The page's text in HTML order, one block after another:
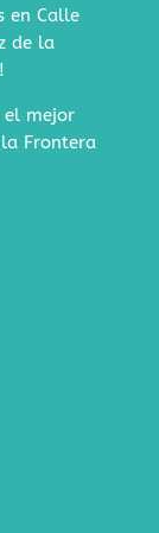
en Calle
de la
el mejor
Frontera